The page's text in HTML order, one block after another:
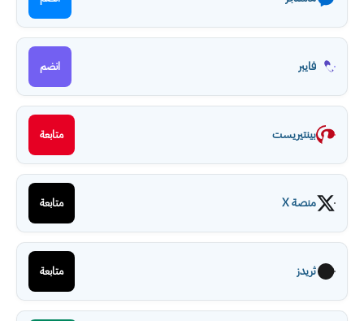
فايبر انضم
بينتيريست متابعة
منصة X متابعة
ثريدز متابعة